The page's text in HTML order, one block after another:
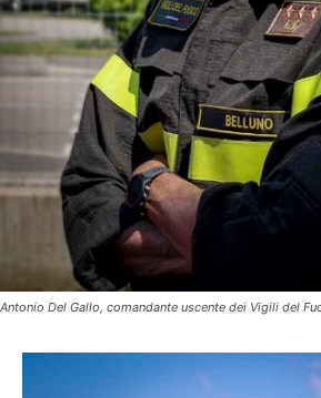
Antonio Del Gallo, comandante uscente dei Vigili del